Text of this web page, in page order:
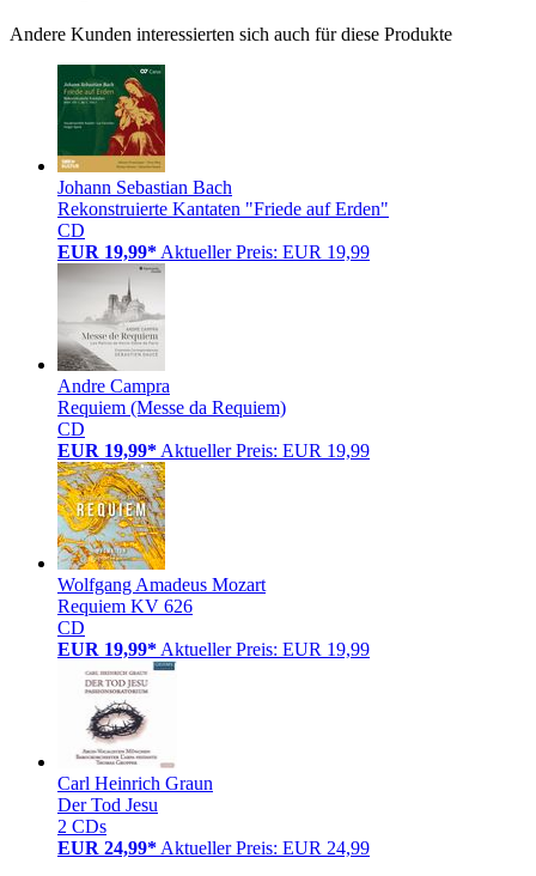
Andere Kunden interessierten sich auch für diese Produkte
Johann Sebastian Bach
Rekonstruierte Kantaten "Friede auf Erden"
CD
EUR 19,99* Aktueller Preis: EUR 19,99
Andre Campra
Requiem (Messe da Requiem)
CD
EUR 19,99* Aktueller Preis: EUR 19,99
Wolfgang Amadeus Mozart
Requiem KV 626
CD
EUR 19,99* Aktueller Preis: EUR 19,99
Carl Heinrich Graun
Der Tod Jesu
2 CDs
EUR 24,99* Aktueller Preis: EUR 24,99